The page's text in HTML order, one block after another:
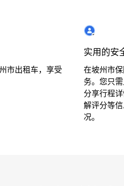
市出租车，享受
实用的安
在坡州市
务。您只
分享行程
解评分等
况。